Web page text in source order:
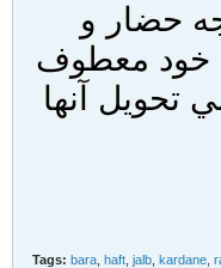
حضار و
خود معطوف
تحويل آنها
Tags: bara haft jalb kardane